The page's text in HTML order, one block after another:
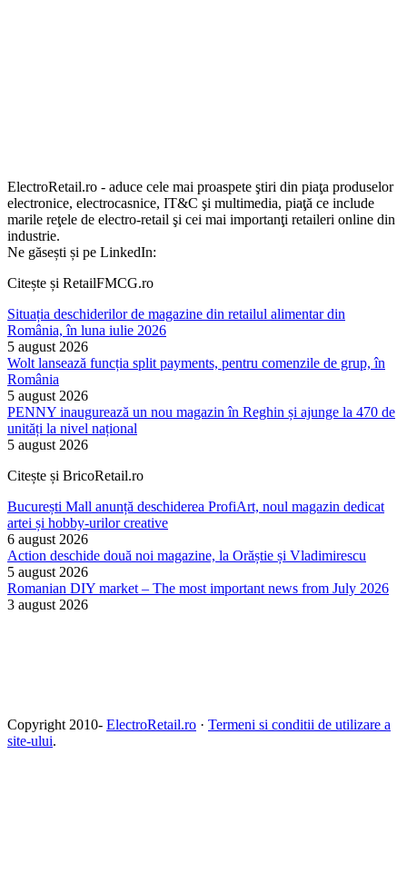
ElectroRetail.ro - aduce cele mai proaspete ştiri din piaţa produselor
electronice, electrocasnice, IT&C şi multimedia, piaţă ce include
marile reţele de electro-retail şi cei mai importanţi retaileri online din
industrie.
Ne găsești și pe LinkedIn:
Citește și RetailFMCG.ro
Situația deschiderilor de magazine din retailul alimentar din
România, în luna iulie 2026
5 august 2026
Wolt lansează funcția split payments, pentru comenzile de grup, în
România
5 august 2026
PENNY inaugurează un nou magazin în Reghin și ajunge la 470 de
unități la nivel național
5 august 2026
Citește și BricoRetail.ro
București Mall anunță deschiderea ProfiArt, noul magazin dedicat
artei și hobby-urilor creative
6 august 2026
Action deschide două noi magazine, la Orăștie și Vladimirescu
5 august 2026
Romanian DIY market – The most important news from July 2026
3 august 2026
Copyright 2010- ElectroRetail.ro · Termeni si conditii de utilizare a
site-ului.